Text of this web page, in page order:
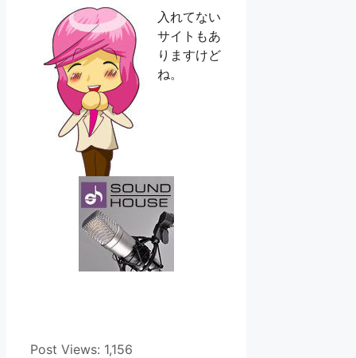
入れてない
サイトもあ
りますけど
ね。
Post Views: 1,156